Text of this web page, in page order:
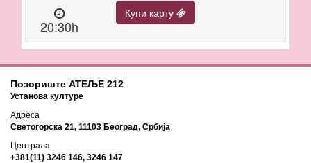
20:30h
Купи карту
Позориште АТЕЉЕ 212
Установа културе
Адреса
Светогорска 21, 11103 Београд, Србија
Централа
+381(11) 3246 146, 3246 147